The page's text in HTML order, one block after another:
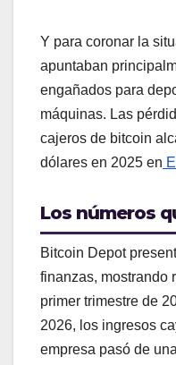
Y para coronar la
apuntaban
engañados para
máquinas. Las
cajeros de bitcoin
dólares en 2025 en
Los números
Bitcoin Depot
finanzas, mostrando
primer trimestre de
2026, los ingresos
empresa pasó de